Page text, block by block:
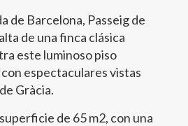
de Barcelona, Passeig de
de una finca clásica
este luminoso piso
espectaculares vistas
Gràcia.
de 65 m2, con una